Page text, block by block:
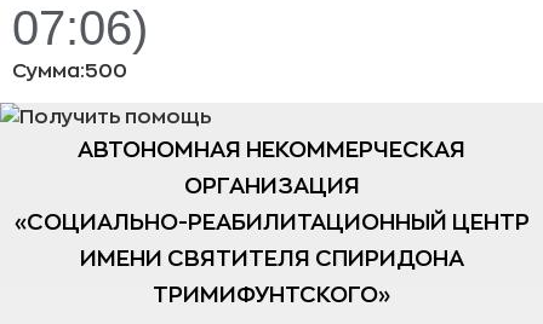
07:06)
Сумма:500
АВТОНОМНАЯ НЕКОММЕРЧЕСКАЯ
ОРГАНИЗАЦИЯ
«СОЦИАЛЬНО-РЕАБИЛИТАЦИОННЫЙ ЦЕНТР
ИМЕНИ СВЯТИТЕЛЯ СПИРИДОНА
ТРИМИФУНТСКОГО»